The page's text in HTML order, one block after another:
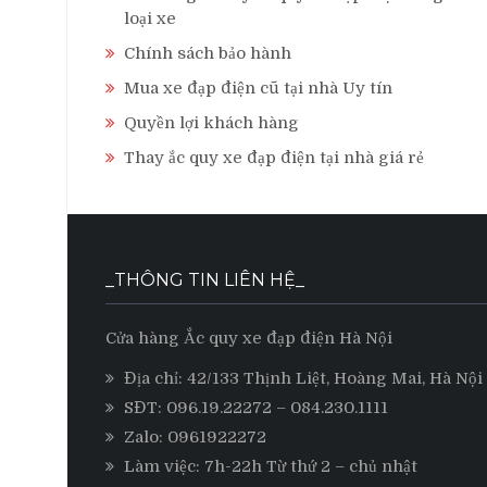
loại xe
Chính sách bảo hành
Mua xe đạp điện cũ tại nhà Uy tín
Quyền lợi khách hàng
Thay ắc quy xe đạp điện tại nhà giá rẻ
_THÔNG TIN LIÊN HỆ_
Cửa hàng Ắc quy xe đạp điện Hà Nội
Địa chỉ: 42/133 Thịnh Liệt, Hoàng Mai, Hà Nội
SĐT: 096.19.22272 – 084.230.1111
Zalo: 0961922272
Làm việc: 7h-22h Từ thứ 2 – chủ nhật